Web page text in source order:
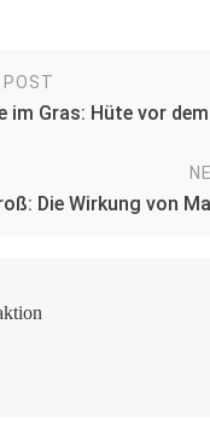
POST
im Gras: Hüte vor
Die Wirkung von